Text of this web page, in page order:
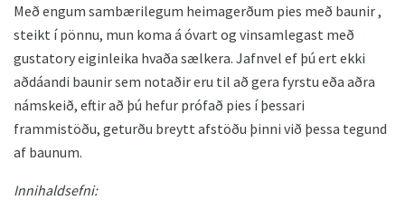
Með engum sambærilegum heimagerðum pies með baunir ,
steikt í pönnu, mun koma á óvart og vinsamlegast með
gustatory eiginleika hvaða sælkera. Jafnvel ef þú ert ekki
aðdáandi baunir sem notaðir eru til að gera fyrstu eða aðra
námskeið, eftir að þú hefur prófað pies í þessari
frammistöðu, geturðu breytt afstöðu þinni við þessa tegund
af baunum.
Innihaldsefni: